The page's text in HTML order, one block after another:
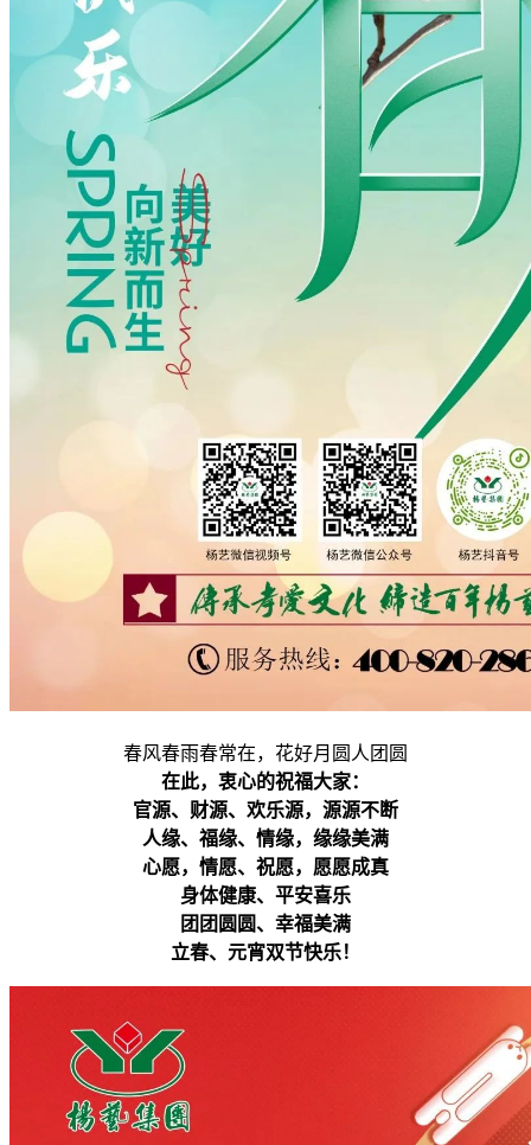
春风春雨春常在，花好月圆人团圆
在此，衷心的祝福大家：
官源、财源、欢乐源，源源不断
人缘、福缘、情缘，缘缘美满
心愿，情愿、祝愿，愿愿成真
身体健康、平安喜乐
团团圆圆、幸福美满
立春、元宵双节快乐！